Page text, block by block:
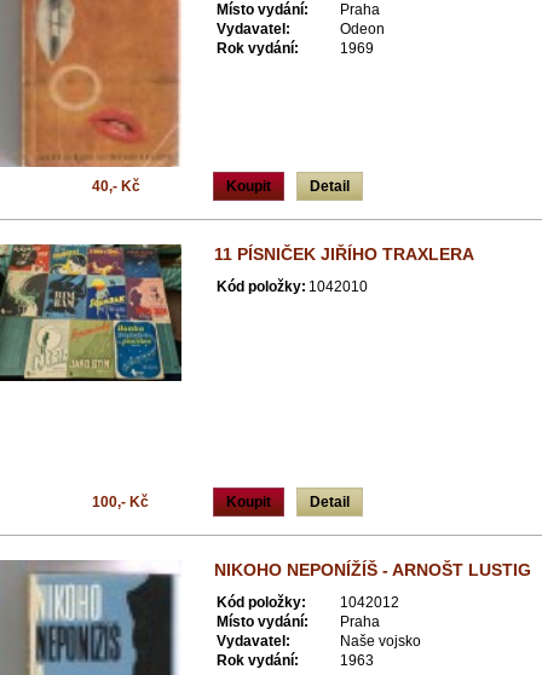
Místo vydání:
Praha
Vydavatel:
Odeon
Rok vydání:
1969
Koupit Detail
40,- Kč
11 PÍSNIČEK JIŘÍHO TRAXLERA
Kód položky: 1042010
Koupit Detail
100,- Kč
NIKOHO NEPONÍŽÍŠ - ARNOŠT LUSTIG
Kód položky:
1042012
Místo vydání:
Praha
Vydavatel:
Naše vojsko
Rok vydání:
1963